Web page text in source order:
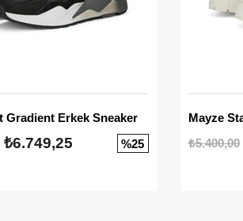
Gradient Erkek Sneaker
₺6.749,25 %25
₺5.400,00